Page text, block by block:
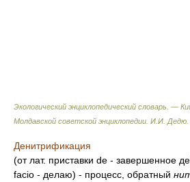
Экологический энциклопедический словарь. —
Молдавской советской энциклопедии И.И. Дедю
Денитрификация
(от лат. приставки de - завершенное
facio - делаю) - процесс, обратный